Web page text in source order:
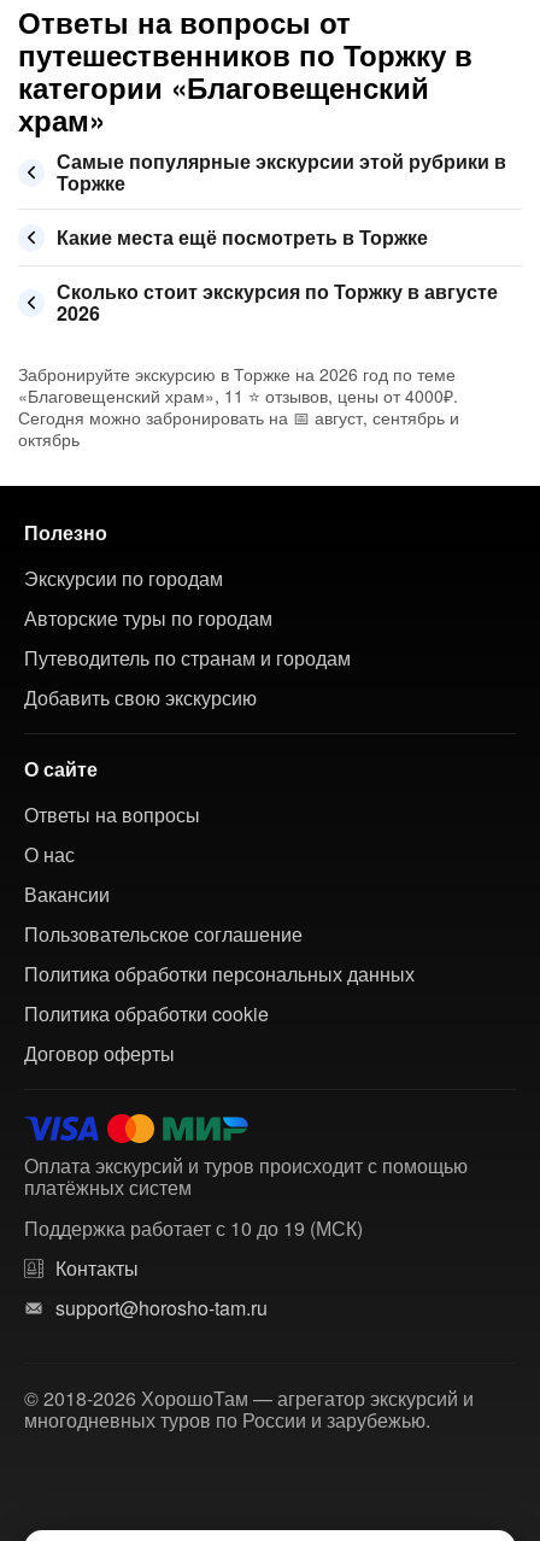
Ответы на вопросы от
путешественников по Торжку в
категории «Благовещенский
храм»
Самые популярные экскурсии этой рубрики в
Торжке
Какие места ещё посмотреть в Торжке
Сколько стоит экскурсия по Торжку в августе
2026
Забронируйте экскурсию в Торжке на 2026 год по теме
«Благовещенский храм», 11 ⭐ отзывов, цены от 4000₽.
Сегодня можно забронировать на 📅 август, сентябрь и
октябрь
Полезно
Экскурсии по городам
Авторские туры по городам
Путеводитель по странам и городам
Добавить свою экскурсию
О сайте
Ответы на вопросы
О нас
Вакансии
Пользовательское соглашение
Политика обработки персональных данных
Политика обработки cookie
Договор оферты
Оплата экскурсий и туров происходит с помощью
платёжных систем
Поддержка работает с 10 до 19 (МСК)
Контакты
support@horosho-tam.ru
© 2018-2026 ХорошоТам — агрегатор экскурсий и
многодневных туров по России и зарубежью.